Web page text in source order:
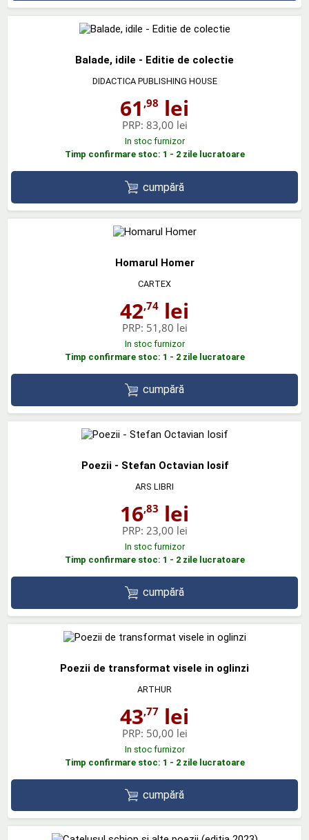
Balade, idile - Editie de colectie
DIDACTICA PUBLISHING HOUSE
61 ,98 lei
PRP: 83,00 lei
In stoc furnizor
Timp confirmare stoc: 1 - 2 zile lucratoare
cumpără
Homarul Homer
CARTEX
42,74 lei
PRP: 51,80 lei
In stoc furnizor
Timp confirmare stoc: 1 - 2 zile lucratoare
cumpără
Poezii - Stefan Octavian Iosif
ARS LIBRI
16,83 lei
PRP: 23,00 lei
In stoc furnizor
Timp confirmare stoc: 1 - 2 zile lucratoare
cumpără
Poezii de transformat visele in oglinzi
ARTHUR
43,77 lei
PRP: 50,00 lei
In stoc furnizor
Timp confirmare stoc: 1 - 2 zile lucratoare
cumpără